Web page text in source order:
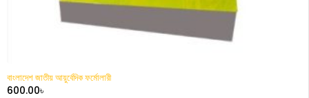
বাংলাদেশ জাতীয় আয়ুর্বেদিক ফর্মোলারী
600.00৳